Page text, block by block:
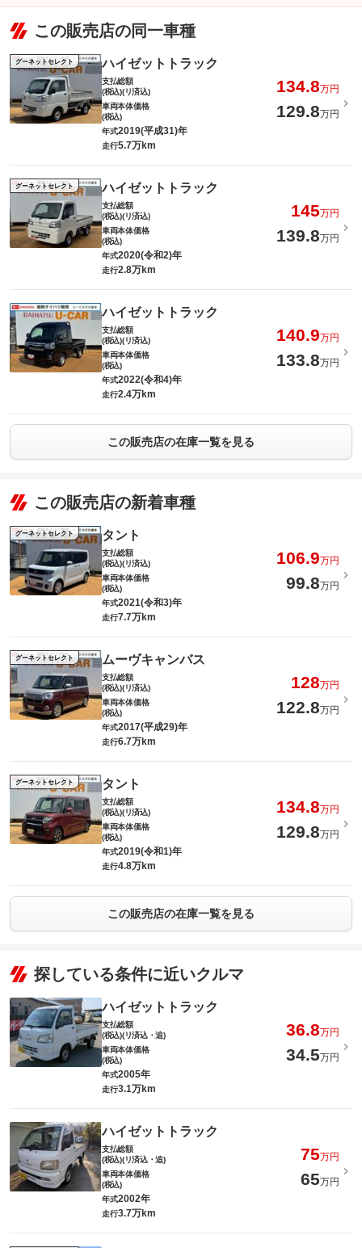
この販売店の同一車種
グーネットセレクト ハイゼットトラック
支払総額
(税込)(リ済込)
134.8万円
車両本体価格
(税込)
129.8万円
年式2019(平成31)年
走行5.7万km
グーネットセレクト ハイゼットトラック
支払総額
(税込)(リ済込)
145万円
車両本体価格
(税込)
139.8万円
年式2020(令和2)年
走行2.8万km
ハイゼットトラック
支払総額
(税込)(リ済込)
140.9万円
車両本体価格
(税込)
133.8万円
年式2022(令和4)年
走行2.4万km
この販売店の在庫一覧を見る
この販売店の新着車種
グーネットセレクト タント
支払総額
(税込)(リ済込)
106.9万円
車両本体価格
(税込)
99.8万円
年式2021(令和3)年
走行7.7万km
グーネットセレクト ムーヴキャンバス
支払総額
(税込)(リ済込)
128万円
車両本体価格
(税込)
122.8万円
年式2017(平成29)年
走行6.7万km
グーネットセレクト タント
支払総額
(税込)(リ済込)
134.8万円
車両本体価格
(税込)
129.8万円
年式2019(令和1)年
走行4.8万km
この販売店の在庫一覧を見る
探している条件に近いクルマ
ハイゼットトラック
支払総額
(税込)(リ済込・追)
36.8万円
車両本体価格
(税込)
34.5万円
年式2005年
走行3.1万km
ハイゼットトラック
支払総額
(税込)(リ済込・追)
75万円
車両本体価格
(税込)
65万円
年式2002年
走行3.7万km